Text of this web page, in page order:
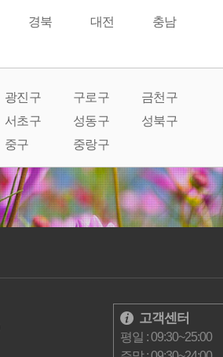
경북 대전
충남
광진구 구로구
금천구
서초구 성동구
성북구
중구 중랑구
고객센터
평일 : 09:30~25:00